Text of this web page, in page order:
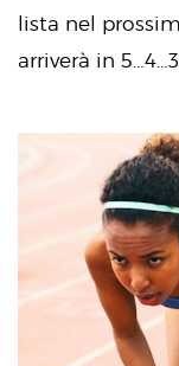
lista nel
arriverà in